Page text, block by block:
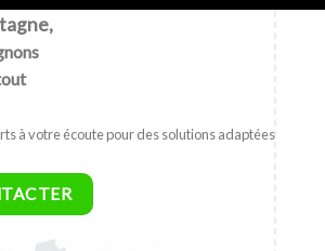
à votre écoute pour des solutions adaptées